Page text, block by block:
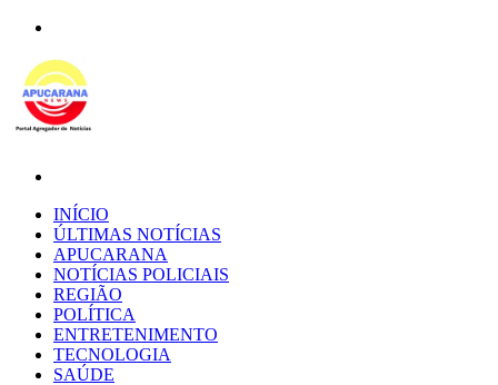
INÍCIO
ÚLTIMAS NOTÍCIAS
APUCARANA
NOTÍCIAS POLICIAIS
REGIÃO
POLÍTICA
ENTRETENIMENTO
TECNOLOGIA
SAÚDE